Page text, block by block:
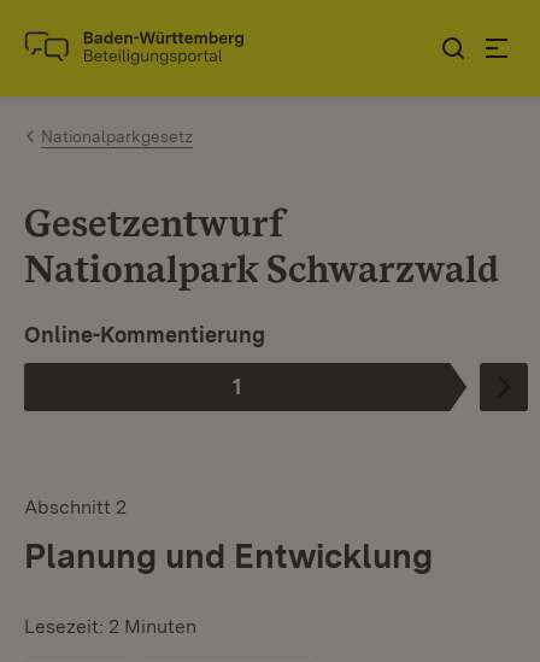
Zum Inhalt springen
Link zur Startseite
Nationalparkgesetz
Gesetzentwurf
Nationalpark Schwarzwald
Phase
1
:
Online-Kommentierung
Abschnitt 2
Planung und Entwicklung
Lesezeit: 2 Minuten